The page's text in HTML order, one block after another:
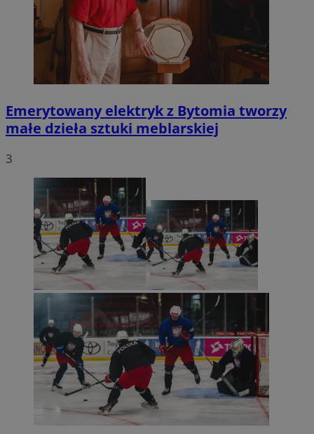
Emerytowany elektryk z Bytomia tworzy
małe dzieła sztuki meblarskiej
3